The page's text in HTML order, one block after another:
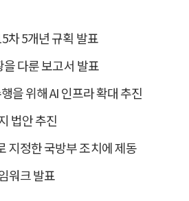
차 5개년 규획 발표
다룬 보고서 발표
을 위해 AI 인프라 확대 추진
법안 추진
지정한 국방부 조치에 제동
워크 발표